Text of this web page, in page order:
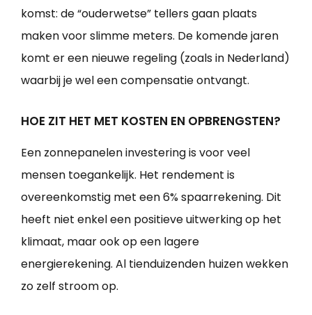
komst: de “ouderwetse” tellers gaan plaats
maken voor slimme meters. De komende jaren
komt er een nieuwe regeling (zoals in Nederland)
waarbij je wel een compensatie ontvangt.
HOE ZIT HET MET KOSTEN EN OPBRENGSTEN?
Een zonnepanelen investering is voor veel
mensen toegankelijk. Het rendement is
overeenkomstig met een 6% spaarrekening. Dit
heeft niet enkel een positieve uitwerking op het
klimaat, maar ook op een lagere
energierekening. Al tienduizenden huizen wekken
zo zelf stroom op.